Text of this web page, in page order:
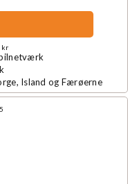
kr
Island og Færøerne